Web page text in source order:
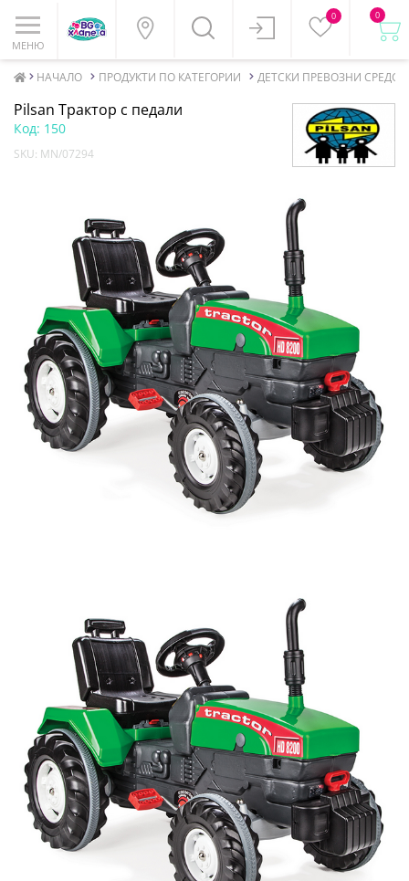
МЕНЮ
0 0
НАЧАЛО ПРОДУКТИ ПО КАТЕГОРИИ ДЕТСКИ ПРЕВОЗНИ
Pilsan Трактор с педали
Код: 150
SKU: MN/07294